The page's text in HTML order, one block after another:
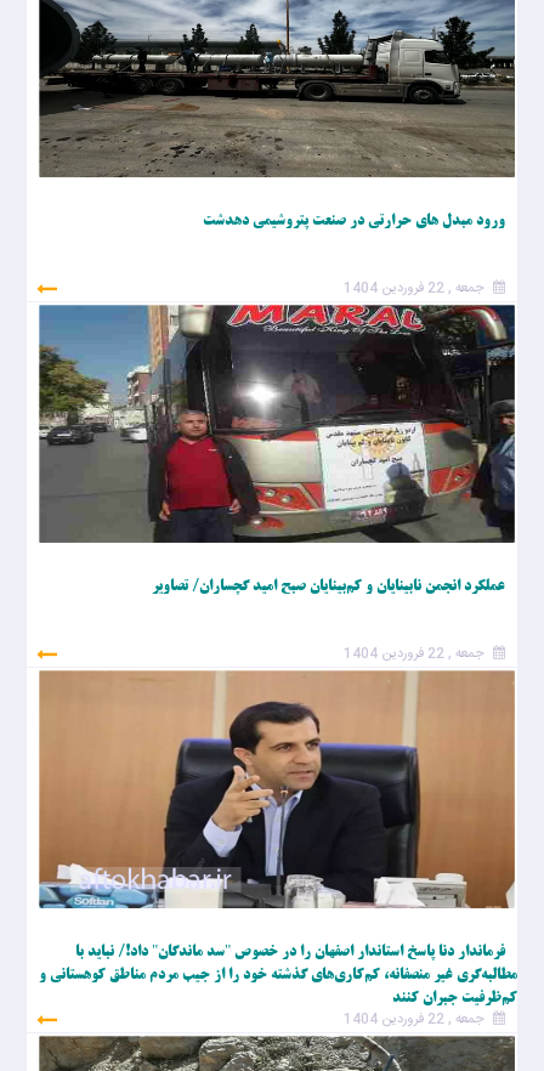
ورود مبدل های حرارتی در صنعت پتروشیمی دهدشت
جمعه , 22 فروردین 1404
عملکرد انجمن نابینایان و کم‌بینایان صبح امید گچساران/ تصاویر
جمعه , 22 فروردین 1404
فرماندار دنا پاسخ استاندار اصفهان را در خصوص "سد ماندگان" داد!/ نباید با
مطالبه‌گری غیر منصفانه، کم‌کاری‌های گذشته خود را از جیب مردم مناطق کوهستانی و
کم‌ظرفیت جبران کنند
جمعه , 22 فروردین 1404